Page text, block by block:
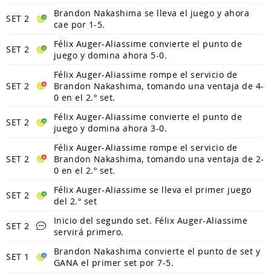
SET 2
Brandon Nakashima se lleva el juego y ahora
cae por 1-5.
SET 2
Félix Auger-Aliassime convierte el punto de
juego y domina ahora 5-0.
SET 2
Félix Auger-Aliassime rompe el servicio de
Brandon Nakashima, tomando una ventaja de 4-
0 en el 2.º set.
SET 2
Félix Auger-Aliassime convierte el punto de
juego y domina ahora 3-0.
SET 2
Félix Auger-Aliassime rompe el servicio de
Brandon Nakashima, tomando una ventaja de 2-
0 en el 2.º set.
SET 2
Félix Auger-Aliassime se lleva el primer juego
del 2.º set
SET 2
Inicio del segundo set. Félix Auger-Aliassime
servirá primero.
SET 1
Brandon Nakashima convierte el punto de set y
GANA el primer set por 7-5.